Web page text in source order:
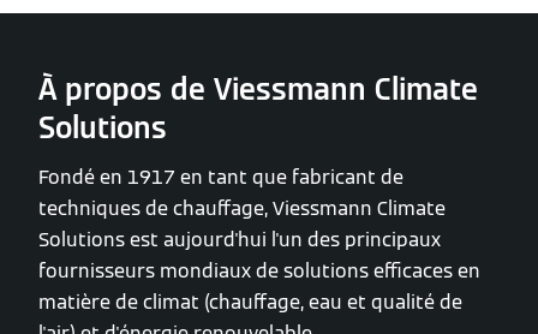
À propos de Viessmann Climate
Solutions
Fondé en 1917 en tant que fabricant de
techniques de chauffage, Viessmann Climate
Solutions est aujourd'hui l'un des principaux
fournisseurs mondiaux de solutions efficaces en
matière de climat (chauffage, eau et qualité de